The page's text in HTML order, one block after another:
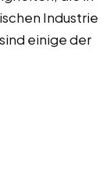
Industrie
einige der